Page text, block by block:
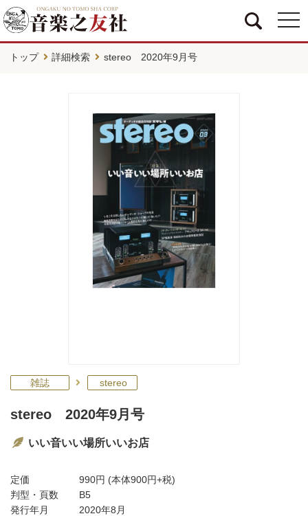
トップ 詳細検索 stereo 2020年9月号
雑誌 stereo
stereo 2020年9月号
いい音いい場所いいお店
定価 990円 (本体900円+税)
判型・頁数
B5
発行年月
2020年8月